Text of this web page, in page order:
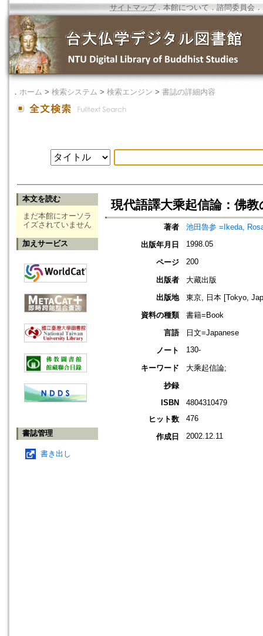
サイトマップ．本館について ． 諮問委員会 ．
． ホーム > 検索システム > 検索エンジン > 書誌の詳細内容
本文を読む
まだ本館にオーソラ
イズされていません
加えサービス
書誌管理
書き出し
現代語譯大乘起信論：佛
著者
池田魯参 =Ikeda,
出版年月日
1998.05
ページ 200
出版者
大藏出版
出版地
東京, 日本 [Tokyo,
資料の種類
書籍=Book
言語
日文=Japanese
ノート
130-
キーワード
大乘起信論;
抄録
ISBN
4804310479
ヒット数
476
作成日 2002.12.11